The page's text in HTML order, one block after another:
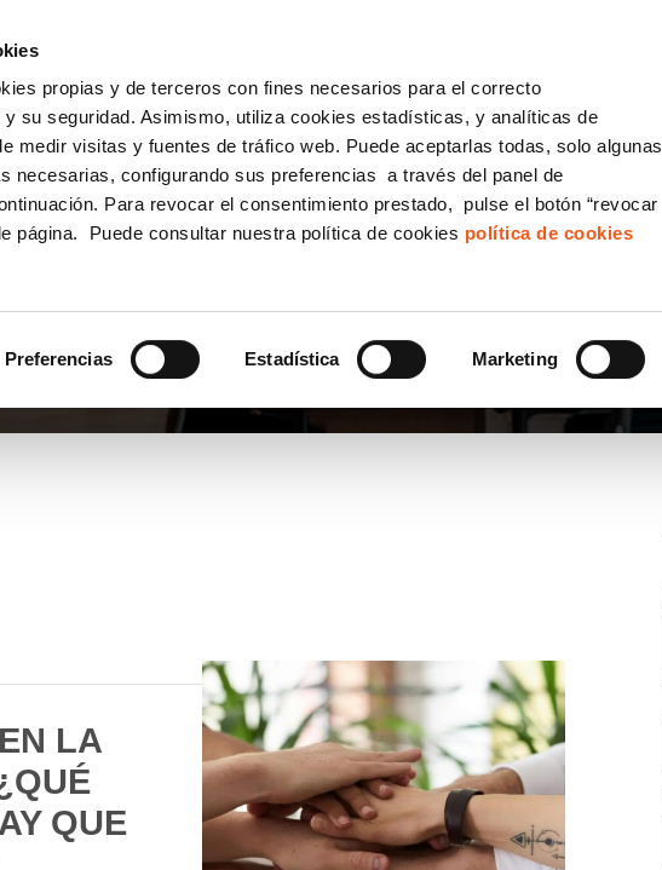
propias y de terceros con fines necesarios para el correcto
y su seguridad. Asimismo, utiliza cookies estadísticas, y analíticas de
medir visitas y fuentes de tráfico web. Puede aceptarlas todas, solo algunas
necesarias, configurando sus preferencias a través del panel de
Para revocar el consentimiento prestado, pulse el botón “revocar
página. Puede consultar nuestra política de cookies política de cookies
Preferencias Estadística Marketing
IGUALDAD CONSULTORÍA ECOMMERCE LSSI CANAL DENUNCIAS
LA
QUE